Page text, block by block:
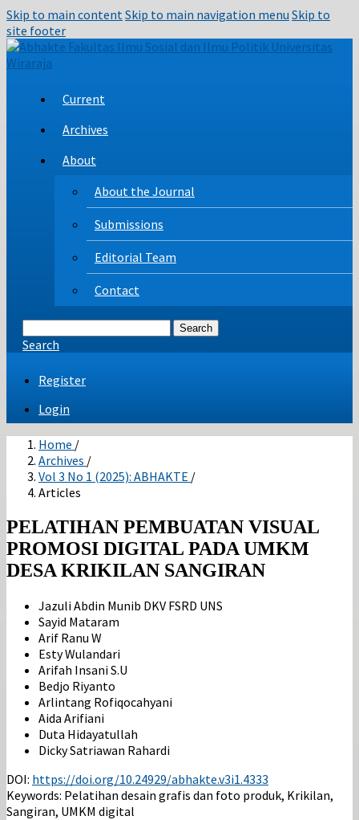
Skip to main contentSkip to main navigation menu Skip to
site footer
Current
Archives
About
About the Journal
Submissions
Editorial Team
Contact
Search
Search
Register
Login
Home /
Archives /
Vol 3 No 1 (2025): ABHAKTE /
Articles
PELATIHAN PEMBUATAN VISUAL
PROMOSI DIGITAL PADA UMKM
DESA KRIKILAN SANGIRAN
Jazuli Abdin Munib DKV FSRD UNS
Sayid Mataram
Arif Ranu W
Esty Wulandari
Arifah Insani S.U
Bedjo Riyanto
Arlintang Rofiqocahyani
Aida Arifiani
Duta Hidayatullah
Dicky Satriawan Rahardi
DOI: https://doi.org/10.24929/abhakte.v3i1.4333
Keywords: Pelatihan desain grafis dan foto produk, Krikilan,
Sangiran, UMKM digital